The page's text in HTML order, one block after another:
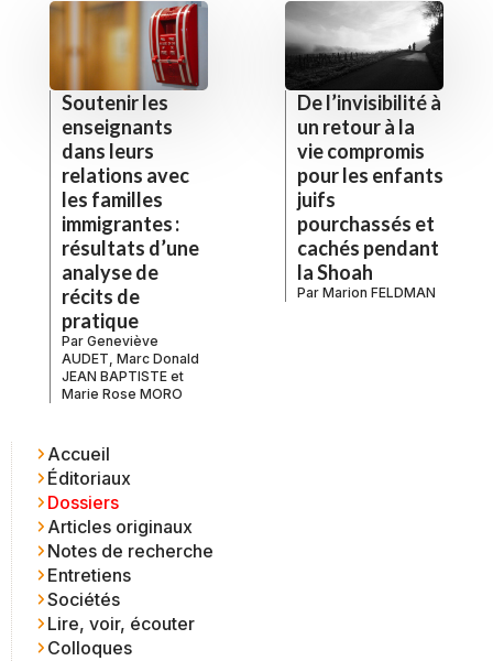
Soutenir les
enseignants
dans leurs
relations avec
les familles
immigrantes :
résultats d’une
analyse de
récits de
pratique
Par Geneviève
AUDET, Marc Donald
JEAN BAPTISTE et
Marie Rose MORO
De l’invisibilité à
un retour à la
vie compromis
pour les enfants
juifs
pourchassés et
cachés pendant
la Shoah
Par Marion FELDMAN
Accueil
Éditoriaux
Dossiers
Articles originaux
Notes de recherche
Entretiens
Sociétés
Lire, voir, écouter
Colloques